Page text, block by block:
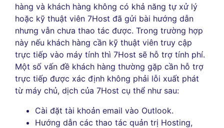
hàng và khách hàng không có khả năng tự xử lý
hoặc kỹ thuật viên 7Host đã gửi bài hướng dẫn
nhưng vẫn chưa thao tác được. Trong trường hợp
này nếu khách hàng cần kỹ thuật viên truy cập
trực tiếp vào máy tính thì 7Host sẽ hỗ trợ tính phí.
Một số vấn đề khách hàng thường gặp cần hỗ trợ
trực tiếp được xác định không phải lỗi xuất phát
từ máy chủ, dịch của 7Host cụ thể như sau:
Cài đặt tài khoản email vào Outlook.
Hướng dẫn các thao tác quản trị Hosting,